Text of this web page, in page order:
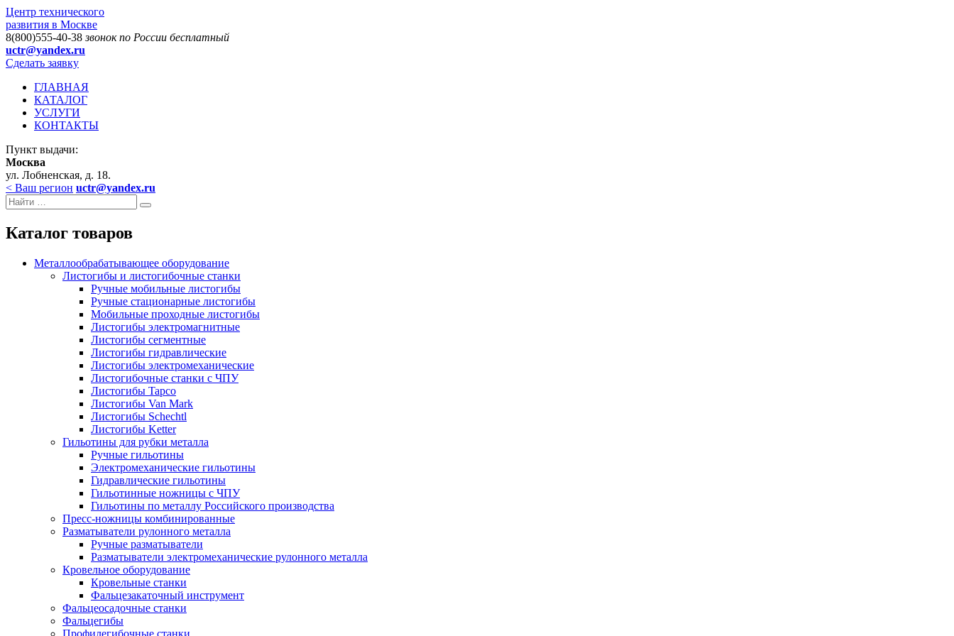
Центр технического
развития в Москве
8(800)555-40-38звонок по России бесплатный
uctr@yandex.ru
Сделать заявку
ГЛАВНАЯ
КАТАЛОГ
УСЛУГИ
КОНТАКТЫ
Пункт выдачи:
Москва
ул. Лобненская, д. 18.
< Ваш регион uctr@yandex.ru
Каталог товаров
Металлообрабатывающее оборудование
Листогибы и листогибочные станки
Ручные мобильные листогибы
Ручные стационарные листогибы
Мобильные проходные листогибы
Листогибы электромагнитные
Листогибы сегментные
Листогибы гидравлические
Листогибы электромеханические
Листогибочные станки с ЧПУ
Листогибы Tapco
Листогибы Van Mark
Листогибы Schechtl
Листогибы Ketter
Гильотины для рубки металла
Ручные гильотины
Электромеханические гильотины
Гидравлические гильотины
Гильотинные ножницы с ЧПУ
Гильотины по металлу Российского производства
Пресс-ножницы комбинированные
Разматыватели рулонного металла
Ручные разматыватели
Разматыватели электромеханические рулонного металла
Кровельное оборудование
Кровельные станки
Фальцезакаточный инструмент
Фальцеосадочные станки
Фальцегибы
Профилегибочные станки